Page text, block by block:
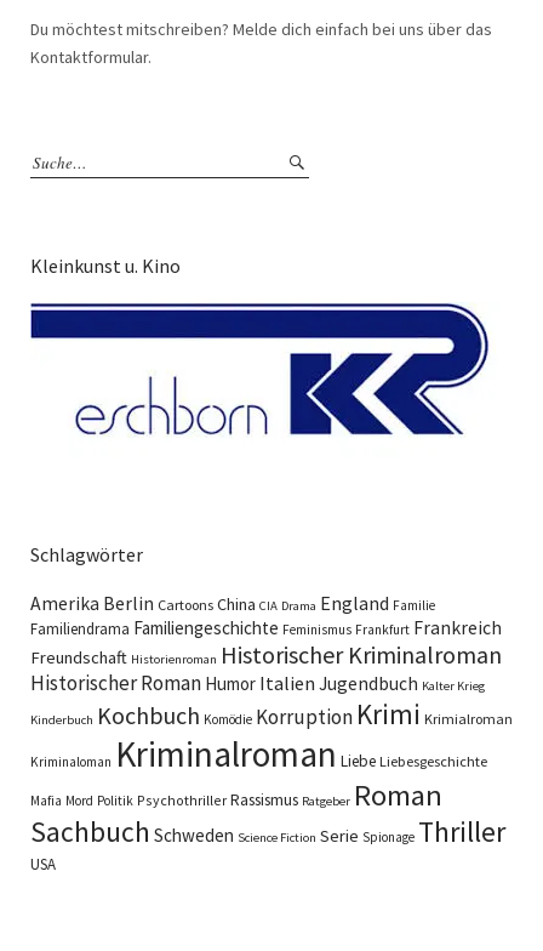
Du möchtest mitschreiben? Melde dich einfach bei uns über das
Kontaktformular.
Kleinkunst u. Kino
Schlagwörter
Amerika Berlin Cartoons China CIA Drama England Familie
Familiendrama Familiengeschichte Feminismus Frankfurt Frankreich
Freundschaft Historienroman Historischer Kriminalroman
Historischer Roman Humor Italien Jugendbuch Kalter Krieg
Kinderbuch Kochbuch Komödie Korruption Krimi Krimialroman
Kriminaloman Kriminalroman Liebe Liebesgeschichte
Mafia Mord Politik Psychothriller Rassismus Ratgeber Roman
Sachbuch Schweden Science Fiction Serie Spionage Thriller
USA